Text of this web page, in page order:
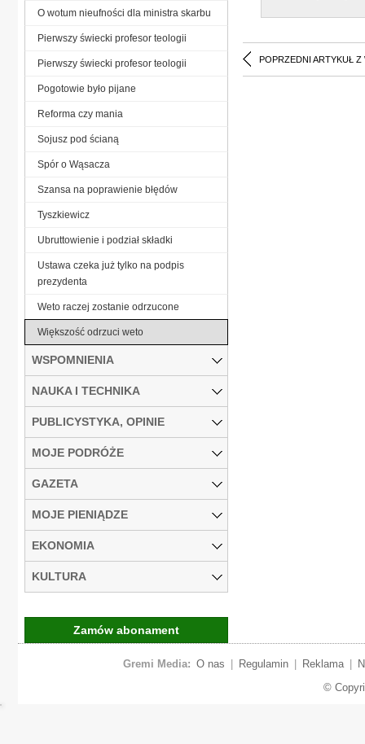
POPRZEDNI ARTYKUŁ Z
O wotum nieufności dla ministra skarbu
Pierwszy świecki profesor teologii
Pierwszy świecki profesor teologii
Pogotowie było pijane
Reforma czy mania
Sojusz pod ścianą
Spór o Wąsacza
Szansa na poprawienie błędów
Tyszkiewicz
Ubruttowienie i podział składki
Ustawa czeka już tylko na podpis
prezydenta
Weto raczej zostanie odrzucone
Większość odrzuci weto
WSPOMNIENIA
NAUKA I TECHNIKA
PUBLICYSTYKA, OPINIE
MOJE PODRÓŻE
GAZETA
MOJE PIENIĄDZE
EKONOMIA
KULTURA
Zamów abonament
Gremi Media: O nas Regulamin Reklama
©